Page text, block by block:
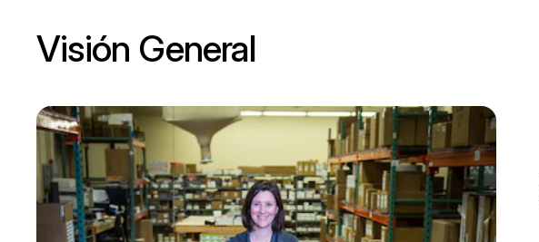
Visión General